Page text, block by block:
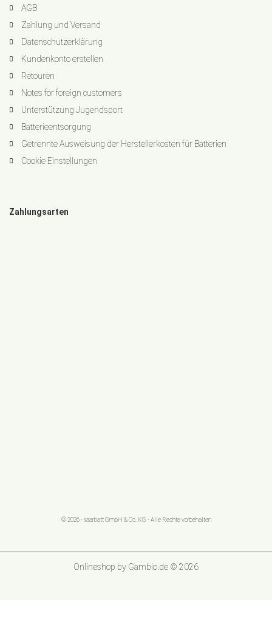
AGB
Zahlung und Versand
Datenschutzerklärung
Kundenkonto erstellen
Retouren
Notes for foreign customers
Unterstützung Jugendsport
Batterieentsorgung
Getrennte Ausweisung der Herstellerkosten für Batterien
Cookie Einstellungen
Zahlungsarten
© 2026 - saarbatt GmbH & Co. KG - Alle Rechte vorbehalten
Onlineshop by Gambio.de © 2026